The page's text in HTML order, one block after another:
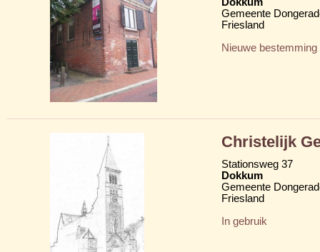
Gemeente
Friesland
Nieuwe bestemming
Christelijk
Stationsweg 37
Dokkum
Gemeente
Friesland
In gebruik